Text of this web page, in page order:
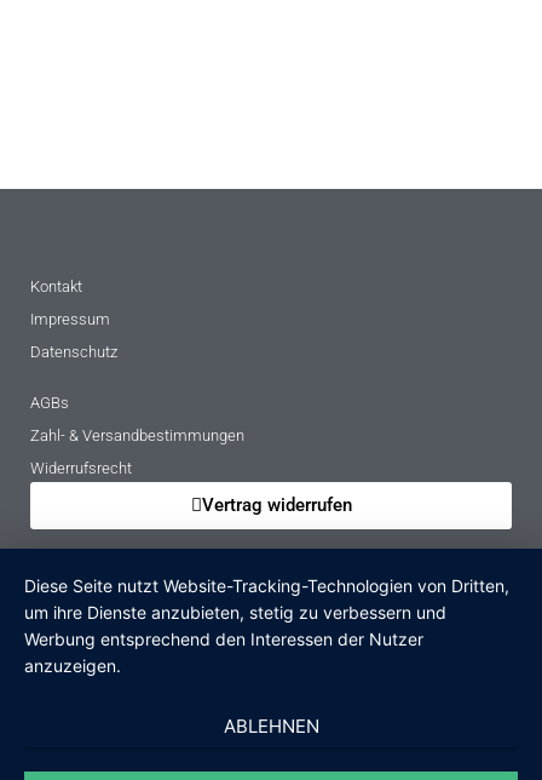
Kontakt
Impressum
Datenschutz
AGBs
Zahl- & Versandbestimmungen
Widerrufsrecht
Vertrag widerrufen
Hinweise zur Batterieentsorgung
Altgeräteverordnung
Verpackungsregister
Diese Seite nutzt Website-Tracking-Technologien von Dritten,
um ihre Dienste anzubieten, stetig zu verbessern und
Werbung entsprechend den Interessen der Nutzer
anzuzeigen.
ABLEHNEN